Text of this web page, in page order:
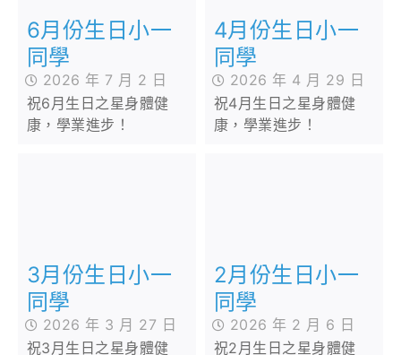
6月份生日小一
同學
2026 年 7 月 2 日
祝6月生日之星身體健
康，學業進步！
4月份生日小一
同學
2026 年 4 月 29 日
祝4月生日之星身體健
康，學業進步！
3月份生日小一
同學
2026 年 3 月 27 日
祝3月生日之星身體健
2月份生日小一
同學
2026 年 2 月 6 日
祝2月生日之星身體健